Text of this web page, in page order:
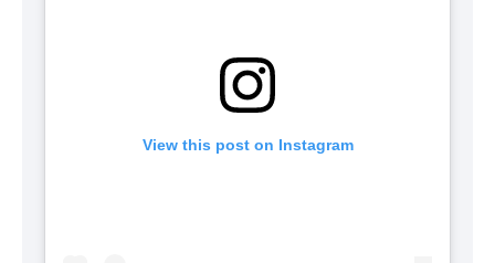
View this post on Instagram